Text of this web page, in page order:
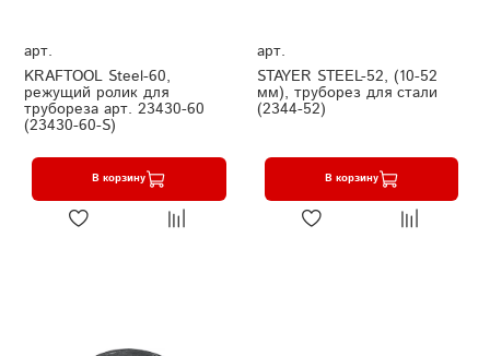
арт.
KRAFTOOL Steel-60,
режущий ролик для
трубореза арт. 23430-60
(23430-60-S)
В корзину
арт.
STAYER STEEL-52, (10-52
мм), труборез для стали
(2344-52)
В корзину